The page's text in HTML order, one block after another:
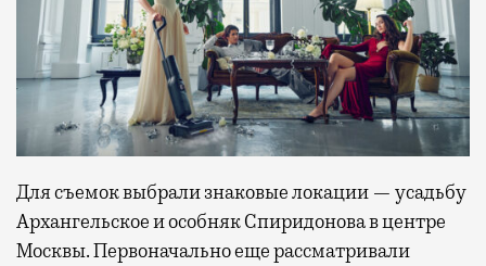
Для съемок выбрали знаковые локации — усадьбу
Архангельское и особняк Спиридонова в центре
Москвы. Первоначально еще рассматривали